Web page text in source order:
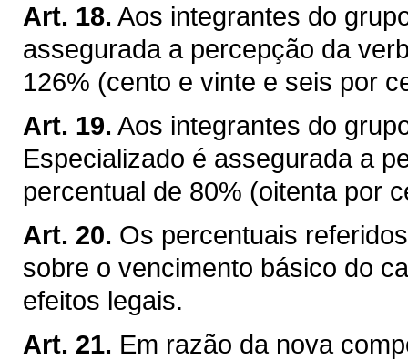
Art. 18. Aos integrantes do
assegurada a percepção da
126% (cento e vinte e seis por
Art. 19. Aos integrantes do
Especializado é assegurada a
percentual de 80% (oitenta por
Art. 20. Os percentuais
sobre o vencimento básico do
efeitos legais.
Art. 21. Em razão da nova